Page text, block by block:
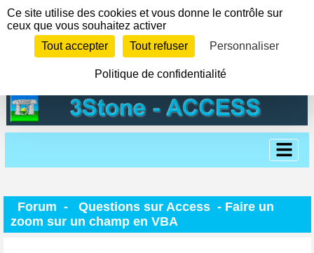
Forum - Questions sur Access - Faire un
zoom sur un champ en VBA
Panneau de gestion des cookies
Ce site utilise des cookies et vous donne le contrôle sur
ceux que vous souhaitez activer
Tout accepter
Tout refuser Personnaliser
Politique de confidentialité